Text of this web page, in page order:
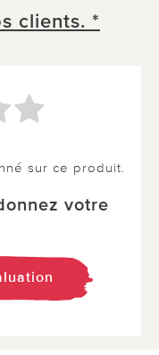
clients. *
sur ce produit.
votre